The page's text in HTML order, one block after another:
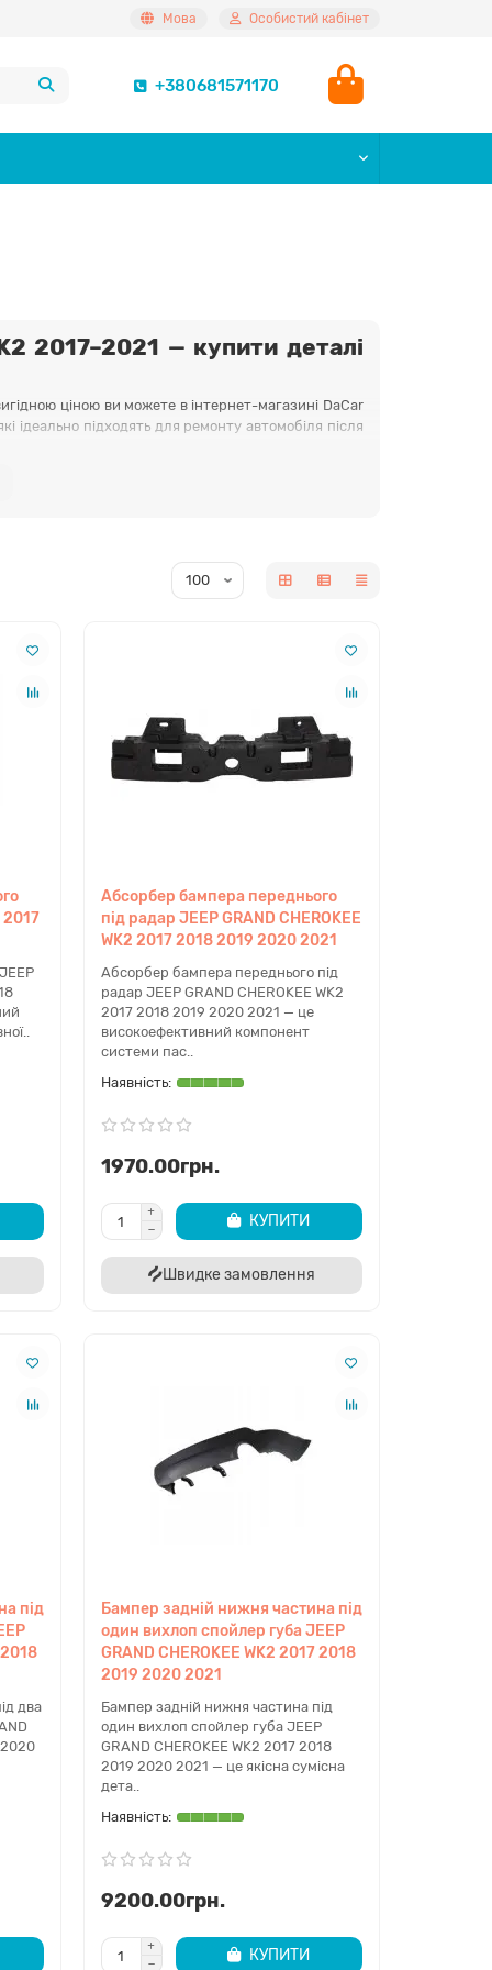
Мова Особистий кабінет
+380681571170
2017–2021 — купити деталі
ціною ви можете в інтернет-магазині DaCar
ідеально підходять для ремонту автомобіля після
мають точну геометрію та повністю відповідають
та забезпечують правильну посадку при
WK2
для ремонту автомобіля без переплати за
в Україні
WK2 2017–2022 з доставкою по всій Україні. Ви
з гарантією якості.
WK2
та встановлюються на штатні місця без
колір точно під ваш автомобіль.
— зазвичай у день замовлення або наступного
WK2 за VIN-кодом для максимально точної
2017
Абсорбер бампера переднього
під радар JEEP GRAND CHEROKEE
WK2 2017 2018 2019 2020 2021
Абсорбер бампера переднього під
радар JEEP GRAND CHEROKEE WK2
2017 2018 2019 2020 2021 — це
високоефективний компонент
системи пас..
1970.00грн.
КУПИТИ
Швидке замовлення
під
2018
два
2020
Бампер задній нижня частина під
один вихлоп спойлер губа JEEP
GRAND CHEROKEE WK2 2017 2018
2019 2020 2021
Бампер задній нижня частина під
один вихлоп спойлер губа JEEP
GRAND CHEROKEE WK2 2017 2018
2019 2020 2021 — це якісна сумісна
дета..
9200.00грн.
КУПИТИ